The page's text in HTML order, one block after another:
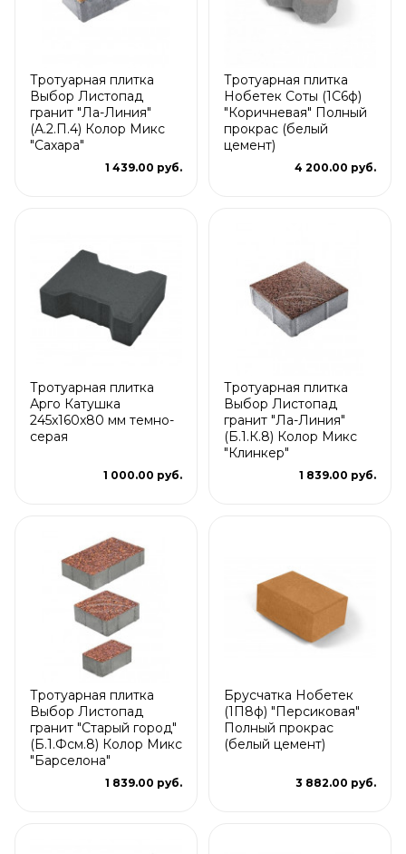
Тротуарная плитка
Выбор Листопад
гранит "Ла-Линия"
(А.2.П.4) Колор Микс
"Сахара"
1 439.00 руб.
Тротуарная плитка
Нобетек Соты (1С6ф)
"Коричневая" Полный
прокрас (белый
цемент)
4 200.00 руб.
Тротуарная плитка
Арго Катушка
245x160x80 мм темно-
серая
1 000.00 руб.
Тротуарная плитка
Выбор Листопад
гранит "Ла-Линия"
(Б.1.К.8) Колор Микс
"Клинкер"
1 839.00 руб.
Тротуарная плитка
Выбор Листопад
гранит "Старый город"
(Б.1.Фсм.8) Колор Микс
"Барселона"
1 839.00 руб.
Брусчатка Нобетек
(1П8ф) "Персиковая"
Полный прокрас
(белый цемент)
3 882.00 руб.